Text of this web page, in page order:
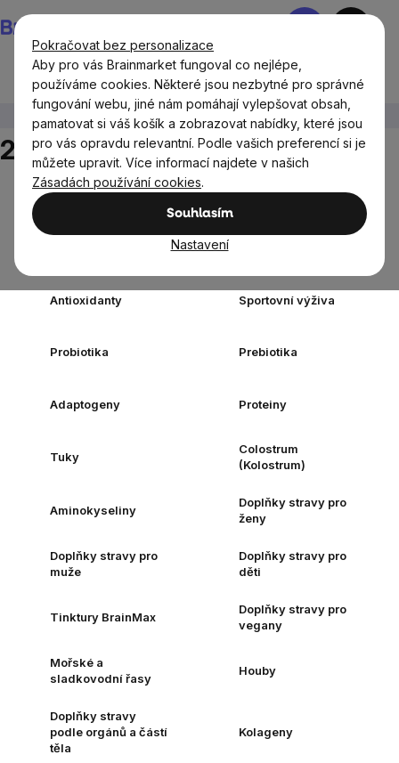
Pokračovat bez personalizace
Aby pro vás Brainmarket fungoval co nejlépe,
používáme cookies. Některé jsou nezbytné pro správné
fungování webu, jiné nám pomáhají vylepšovat obsah,
pamatovat si váš košík a zobrazovat nabídky, které jsou
pro vás opravdu relevantní. Podle vašich preferencí si je
můžete upravit. Více informací najdete v našich
Zásadách používání cookies.
Souhlasím
Nastavení
na
obsah
Nákupní
Doplňky stravy a výživa 240 kapslí
240 kapslí
Doplňky stravy
Minerály a
Antioxidanty Sportovní výživa
Probiotika Prebiotika
Adaptogeny Proteiny
Tuky
Colostrum
(Kolostrum)
Aminokyseliny
Doplňky stravy pro
ženy
Doplňky stravy pro
muže
Doplňky stravy pro
děti
Tinktury BrainMax
Doplňky stravy pro
vegany
Mořské a
sladkovodní řasy
Houby
Doplňky stravy
podle orgánů a částí
těla
Kolageny